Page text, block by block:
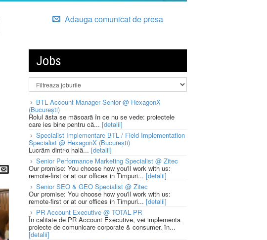
Adauga comunicat de presa
Jobs
BTL Account Manager Senior @ HexagonX
(București)
Rolul ăsta se măsoară în ce nu se vede: proiectele
care ies bine pentru că... [detalii]
Specialist Implementare BTL / Field Implementation
Specialist @ HexagonX (București)
Lucrăm dintr-o hală... [detalii]
Senior Performance Marketing Specialist @ Zitec
Our promise: You choose how you'll work with us:
remote-first or at our offices in Timpuri... [detalii]
Senior SEO & GEO Specialist @ Zitec
Our promise: You choose how you'll work with us:
remote-first or at our offices in Timpuri... [detalii]
PR Account Executive @ TOTAL PR
În calitate de PR Account Executive, vei implementa
proiecte de comunicare corporate & consumer, în...
[detalii]